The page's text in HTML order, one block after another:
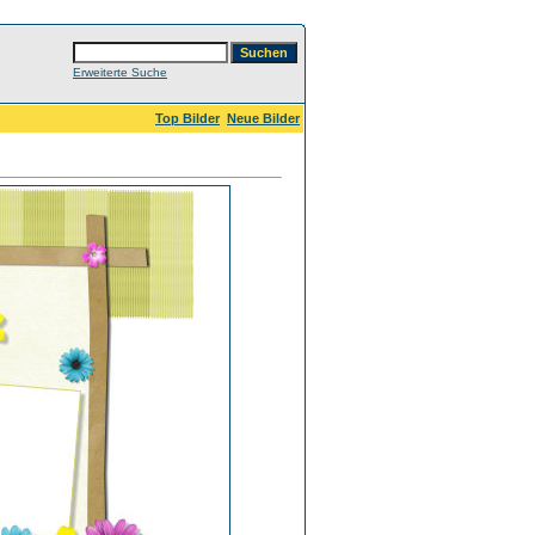
Erweiterte Suche
Top Bilder Neue Bilder